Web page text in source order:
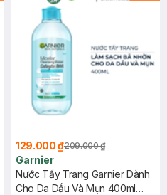
129.000 ₫209.000 ₫
Garnier
Nước Tẩy Trang Garnier Dành
Cho Da Dầu Và Mụn 400ml